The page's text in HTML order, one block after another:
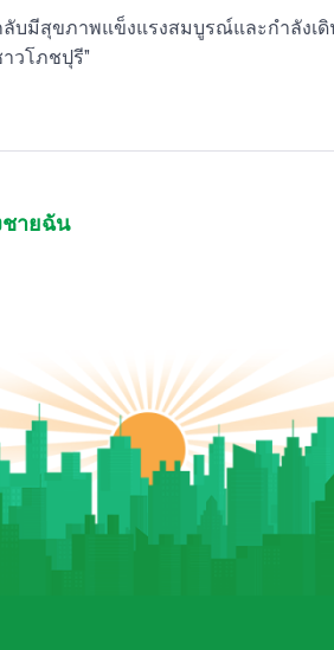
บมีสุขภาพแข็งแรงสมบูรณ์และกำลังเ
วโภชปุรี”
ายฉัน